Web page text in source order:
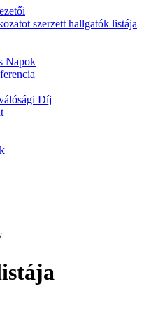
szerzett hallgatók listája
Napok
Díj